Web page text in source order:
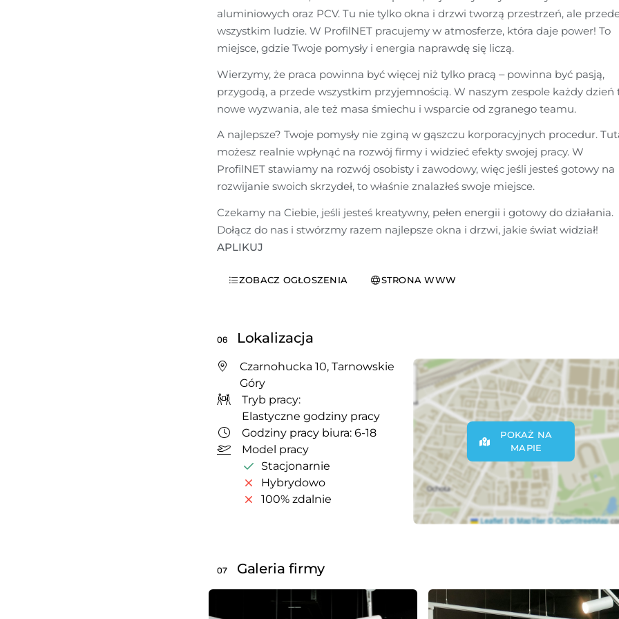
aluminiowych oraz PCV. Tu nie tylko okna i drzwi tworzą przestrzeń, ale
wszystkim ludzie. W ProfilNET pracujemy w atmosferze, która daje power! To
miejsce, gdzie Twoje pomysły i energia naprawdę się liczą.
Wierzymy, że praca powinna być więcej niż tylko pracą – powinna być pasją,
przygodą, a przede wszystkim przyjemnością. W naszym zespole każdy dzień
nowe wyzwania, ale też masa śmiechu i wsparcie od zgranego teamu.
A najlepsze? Twoje pomysły nie zginą w gąszczu korporacyjnych procedur.
możesz realnie wpłynąć na rozwój firmy i widzieć efekty swojej pracy. W
ProfilNET stawiamy na rozwój osobisty i zawodowy, więc jeśli jesteś gotowy na
rozwijanie swoich skrzydeł, to właśnie znalazłeś swoje miejsce.
Czekamy na Ciebie, jeśli jesteś kreatywny, pełen energii i gotowy do działania.
APLIKUJ
ZOBACZ OGŁOSZENIA STRONA WWW
06 Lokalizacja
Czarnohucka 10, Tarnowskie
Góry
Tryb pracy:
Elastyczne godziny pracy
Godziny pracy biura: 6-18
Model pracy
Stacjonarnie
Hybrydowo
100% zdalnie
POKAŻ NA
MAPIE
07 Galeria firmy